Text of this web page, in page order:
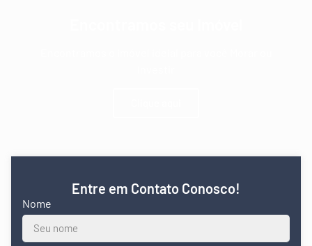
Entre em Contato Conosco!
Nome